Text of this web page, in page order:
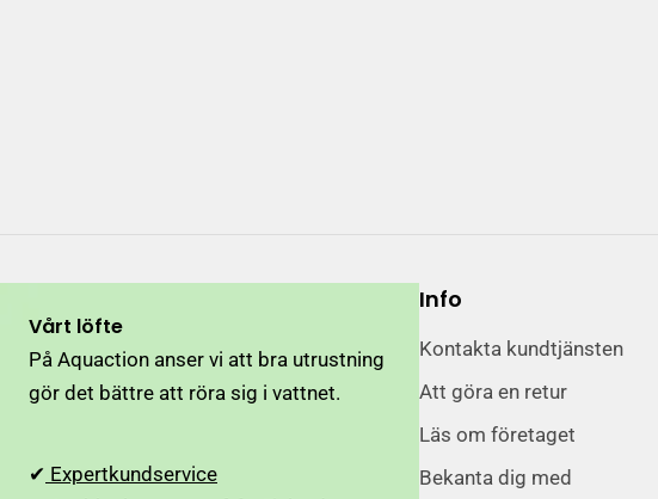
Vårt löfte
På Aquaction anser vi att bra utrustning
gör det bättre att röra sig i vattnet.
✔ Expertkundservice
Info
Kontakta kundtjänsten
Att göra en retur
Läs om företaget
Bekanta dig med